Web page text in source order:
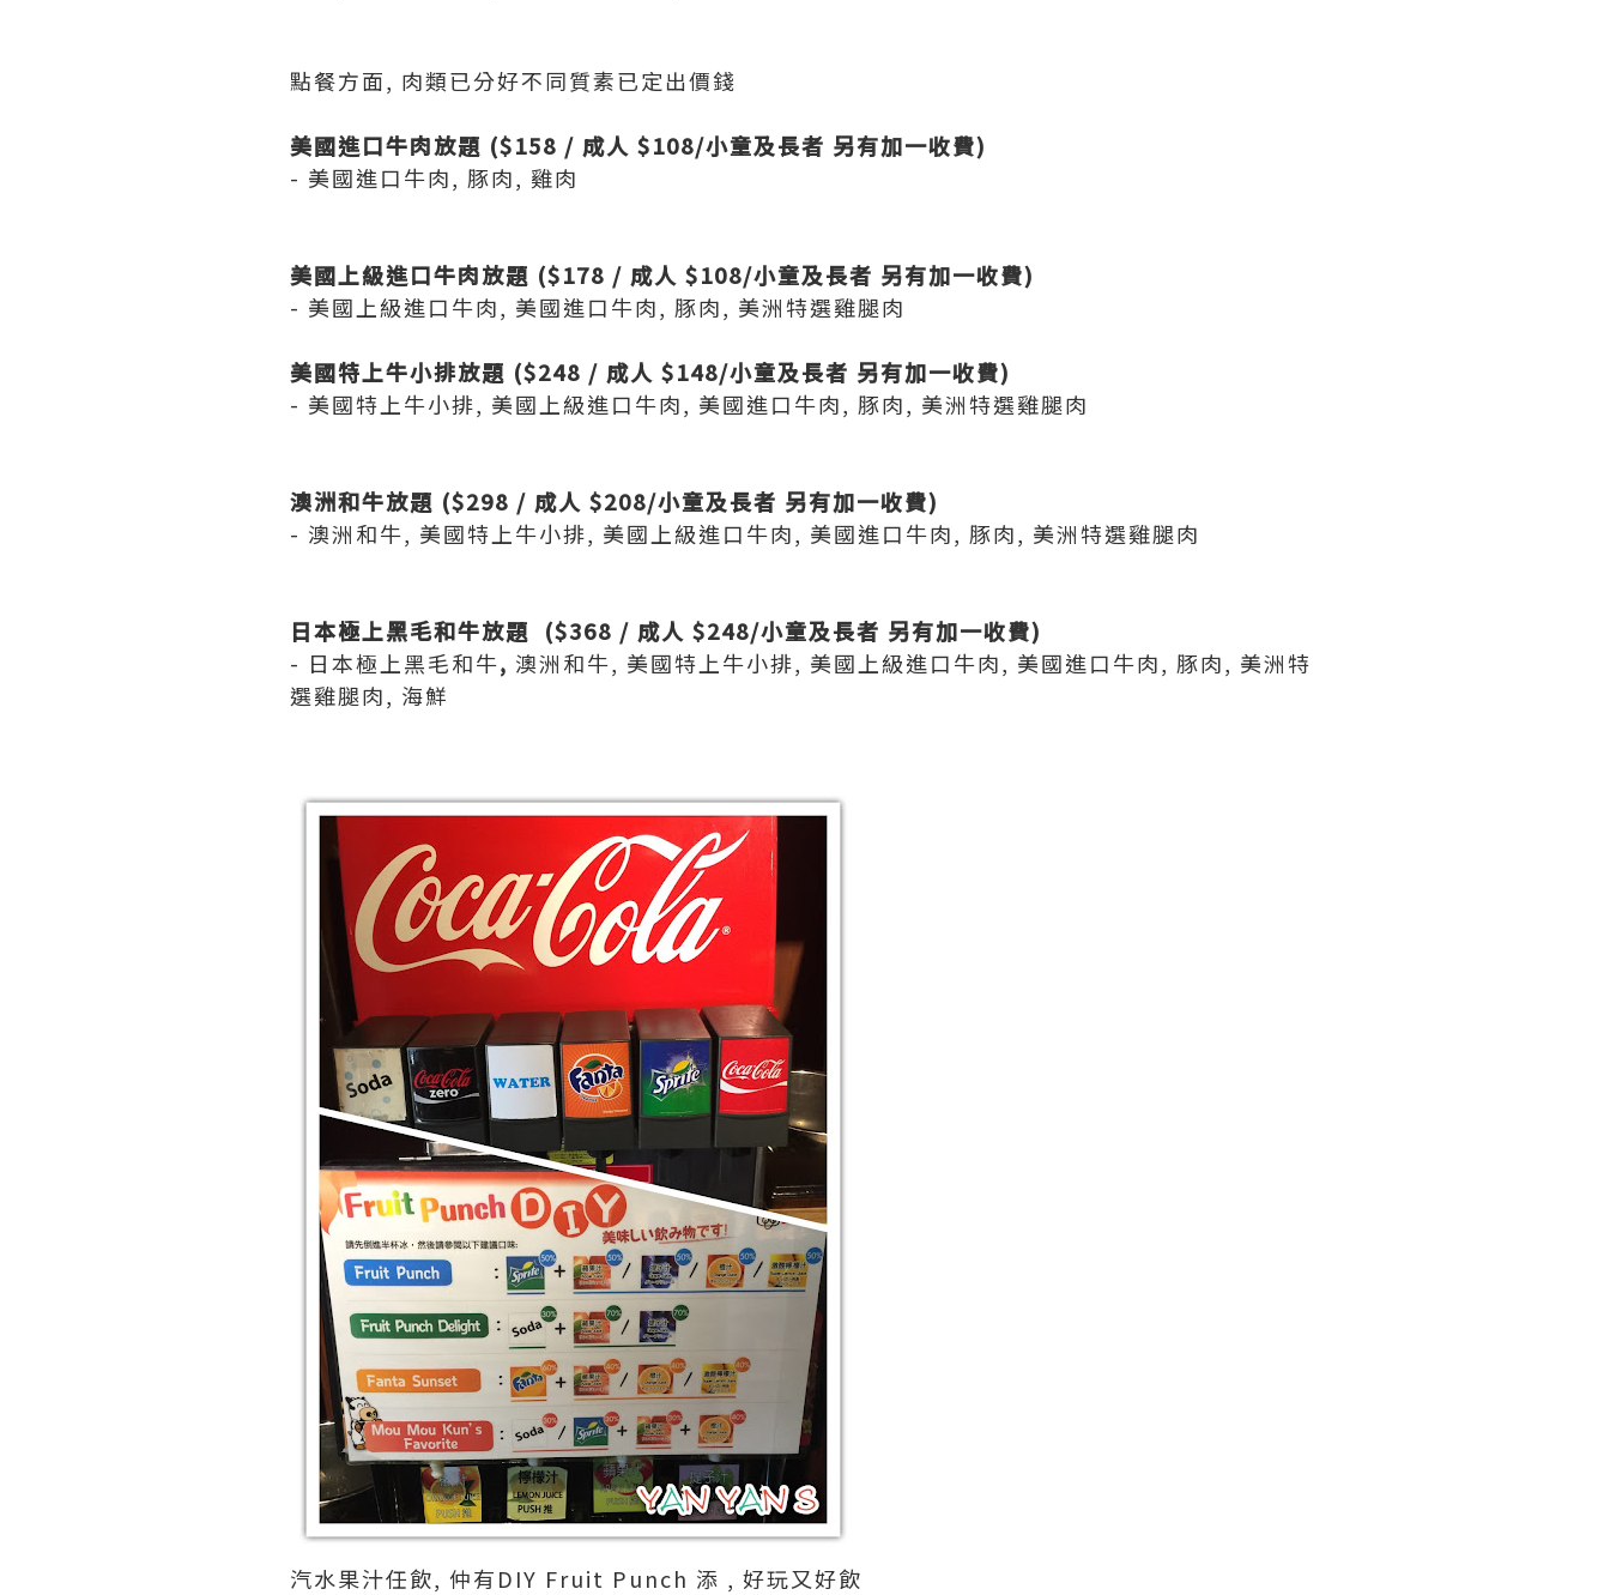
點餐方面, 肉類已分好不同質素已定出價錢
美國進口牛肉放題 ($158 / 成人 $108/小童及長者 另有加一收費)
- 美國進口牛肉, 豚肉, 雞肉
美國上級進口牛肉放題 ($178 / 成人 $108/小童及長者 另有加一收費)
- 美國上級進口牛肉, 美國進口牛肉, 豚肉, 美洲特選雞腿肉
美國特上牛小排放題 ($248 / 成人 $148/小童及長者 另有加一收費)
- 美國特上牛小排, 美國上級進口牛肉, 美國進口牛肉, 豚肉, 美洲特選雞腿肉
澳洲和牛放題 ($298 / 成人 $208/小童及長者 另有加一收費)
- 澳洲和牛, 美國特上牛小排, 美國上級進口牛肉, 美國進口牛肉, 豚肉, 美洲特選雞腿肉
日本極上黑毛和牛放題 ($368 / 成人 $248/小童及長者 另有加一收費)
- 日本極上黑毛和牛, 澳洲和牛, 美國特上牛小排, 美國上級進口牛肉, 美國進口牛肉, 豚肉, 美洲特
選雞腿肉, 海鮮
汽水果汁任飲, 仲有DIY Fruit Punch 添 , 好玩又好飲